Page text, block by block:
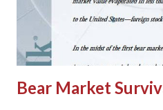
การทดลองลงมือ ปฏิบัติ ให้มาก...
Bear Market